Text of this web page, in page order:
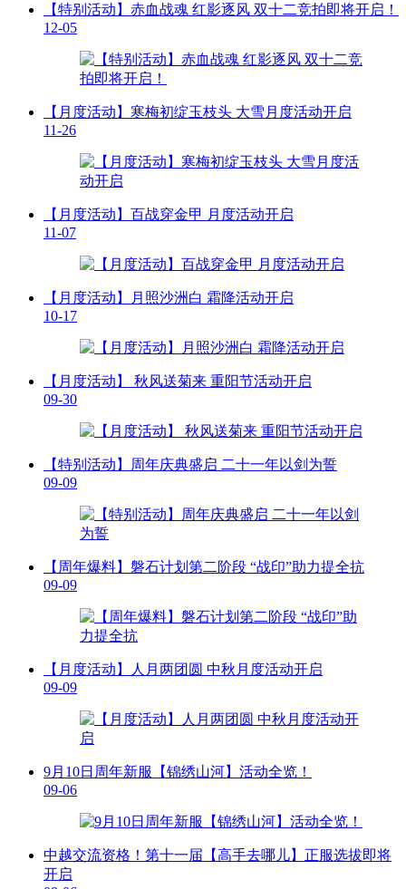
【特别活动】赤血战魂 红影逐风 双十二竞拍即将开启！
12-05
【月度活动】寒梅初绽玉枝头 大雪月度活动开启
11-26
【月度活动】百战穿金甲 月度活动开启
11-07
【月度活动】月照沙洲白 霜降活动开启
10-17
【月度活动】 秋风送菊来 重阳节活动开启
09-30
【特别活动】周年庆典盛启 二十一年以剑为誓
09-09
【周年爆料】磐石计划第二阶段 “战印”助力提全抗
09-09
【月度活动】人月两团圆 中秋月度活动开启
09-09
9月10日周年新服【锦绣山河】活动全览！
09-06
中越交流资格！第十一届【高手去哪儿】正服选拔即将
开启